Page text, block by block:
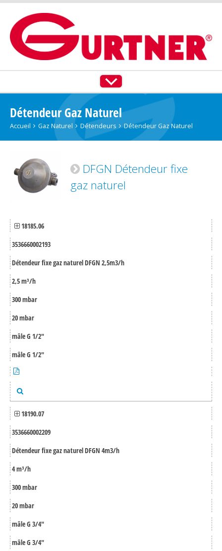
TOUS NOS PRODUITS
GAZ NATUREL
BUTANE
PLT IZINOX®
Détendeur Gaz Naturel
Accueil Gaz Naturel Détendeurs Détendeur Gaz Naturel
DFGN Détendeur fixe
gaz naturel
18185.06
3536660002193
Détendeur fixe gaz naturel DFGN 2,5m3/h
2,5 m³/h
300 mbar
20 mbar
mâle G 1/2"
mâle G 1/2"
18190.07
3536660002209
Détendeur fixe gaz naturel DFGN 4m3/h
4 m³/h
300 mbar
20 mbar
mâle G 3/4"
mâle G 3/4"